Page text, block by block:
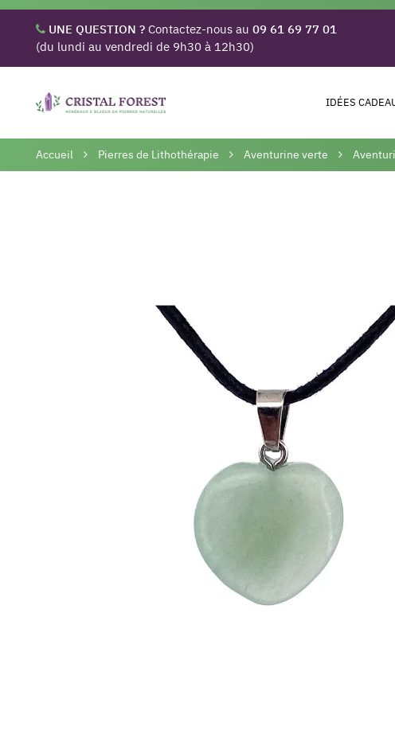
UNE QUESTION ? Contactez-nous au 09 61 69 77 01
(du lundi au vendredi de 9h30 à 12h30)
IDÉES
Accueil Pierres de Lithothérapie Aventurine verte